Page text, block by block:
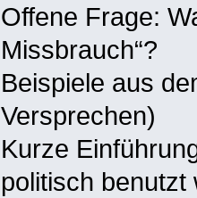
Offene Frage:
Missbrauch“?
Beispiele aus
Versprechen)
Kurze
politisch benutzt